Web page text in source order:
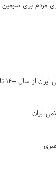
82.57 درصد آرای مردم
سال 1400 تاکنون
ایران